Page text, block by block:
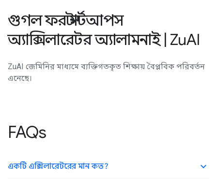
গুগল ফর স্টার্টআপস
অ্যাক্সিলারেটর অ্যালামনাই | ZuAI
ZuAI জেমিনির মাধ্যমে ব্যক্তিগতকৃত শিক্ষায় বৈপ্লবিক পরিবর্তন
এনেছে।
FAQs
keyboard_arrow_up
একটি এক্সিলারেটরের মান কত?